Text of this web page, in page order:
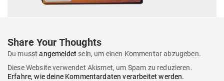
Share Your Thoughts
Du musstangemeldet sein, um einen Kommentar abzugeben.
Diese Website verwendet Akismet, um Spam zu reduzieren.
Erfahre, wie deine Kommentardaten verarbeitet werden.